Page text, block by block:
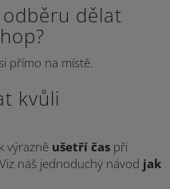
dělat
přímo na místě.
kvůli
výrazně ušetří čas při
náš jednoduchý návod jak